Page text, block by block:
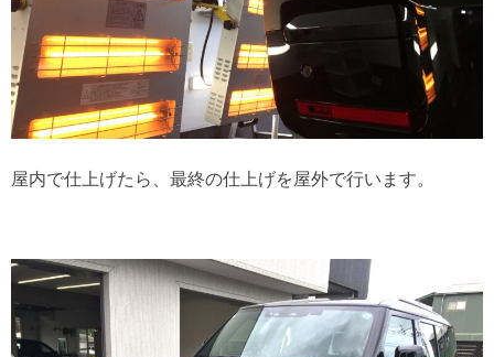
屋内で仕上げたら、最終の仕上げを屋外で行います。